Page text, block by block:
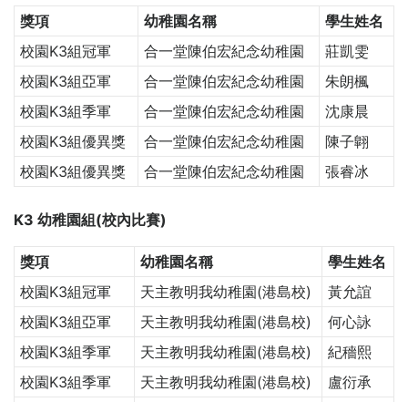
獎項 幼稚園名稱
學生姓名
校園K3組冠軍
合一堂陳伯宏紀念幼稚園
莊凱雯
校園K3組亞軍
合一堂陳伯宏紀念幼稚園
朱朗楓
校園K3組季軍
合一堂陳伯宏紀念幼稚園
沈康晨
校園K3組優異獎
合一堂陳伯宏紀念幼稚園
陳子翺
校園K3組優異獎
合一堂陳伯宏紀念幼稚園 張睿冰
K3 幼稚園組(校內比賽)
獎項 幼稚園名稱
學生姓名
校園K3組冠軍
天主教明我幼稚園(港島校)
黃允誼
校園K3組亞軍
天主教明我幼稚園(港島校)
何心詠
校園K3組季軍
天主教明我幼稚園(港島校)
紀穡熙
校園K3組季軍
天主教明我幼稚園(港島校)
盧衍承